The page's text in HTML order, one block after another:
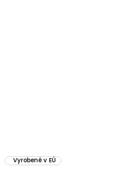
Vyrobené v EÚ